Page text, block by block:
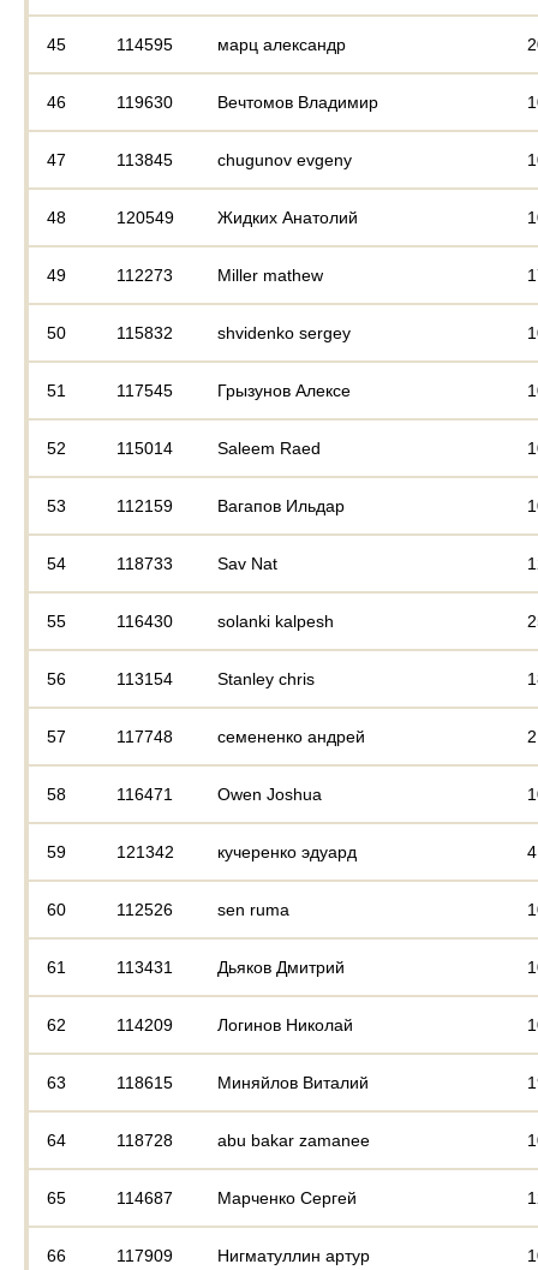
45 114595 марц александр
46 119630 Вечтомов Владимир
47 113845 chugunov evgeny
48 120549 Жидких Анатолий
49 112273 Miller mathew
50 115832 shvidenko sergey
51 117545 Грызунов Алексе
52 115014 Saleem Raed
53 112159 Вагапов Ильдар
54 118733 Sav Nat
55 116430 solanki kalpesh
56 113154 Stanley chris
57 117748 семененко андрей
58 116471 Owen Joshua
59 121342 кучеренко эдуард
60 112526 sen ruma
61 113431 Дьяков Дмитрий
62 114209 Логинов Николай
63 118615 Миняйлов Виталий
64 118728 abu bakar zamanee
65 114687 Марченко Сергей
66 117909 Нигматуллин артур